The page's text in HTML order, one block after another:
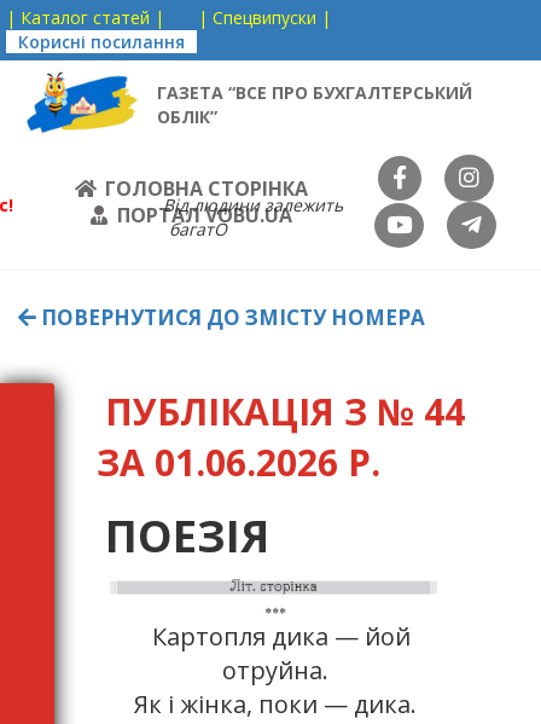
| Каталог статей |
| Спецвипуски |
Корисні посилання
ГАЗЕТА “ВСЕ ПРО БУХГАЛТЕРСЬКИЙ
ОБЛІК”
ГОЛОВНА СТОРІНКА
ПОРТАЛ VOBU.UA
Від людини залежить
багатО
ПОВЕРНУТИСЯ ДО ЗМІСТУ НОМЕРА
ПУБЛІКАЦІЯ З № 44
ЗА 01.06.2026 Р.
ПОЕЗІЯ
Картопля дика — йой
отруйна.
Як і жінка, поки — дика.